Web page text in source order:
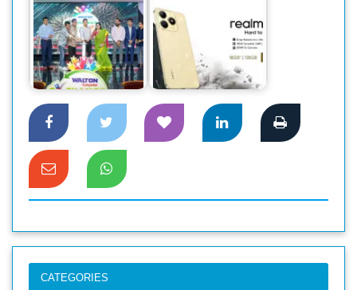
সচল-অচল আইটি
পণ্যের বদলে ওয়ালটনের
নতুন পণ্য ক্রয়ে…
‘হার্ড টু ব্রেক’ স্থায়িত্ব নিয়ে
স্মার্টফোনের…
CATEGORIES